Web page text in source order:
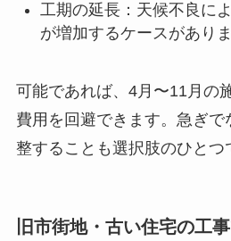
工期の延長：天候不良に
が増加するケースがあり
可能であれば、4月〜11月の
費用を回避できます。急ぎで
整することも選択肢のひとつ
旧市街地・古い住宅の工